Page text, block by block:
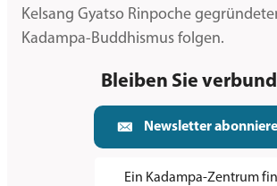
Kelsang Gyatso Rinpoche
Kadampa-Buddhismus folgen.
Bleiben Sie
Newsletter
Ein Kadampa-Zentrum